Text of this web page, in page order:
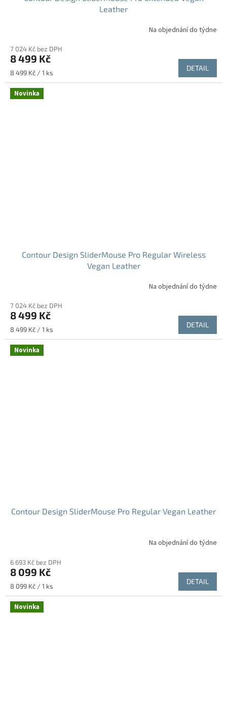
Leather
Na objednání do týdne
7 024 Kč bez DPH
8 499 Kč
Měrná
cena:
8 499 Kč / 1 ks
DETAIL
Novinka
Contour Design SliderMouse Pro Regular Wireless
Vegan Leather
Na objednání do týdne
7 024 Kč bez DPH
8 499 Kč
Měrná
cena:
8 499 Kč / 1 ks
DETAIL
Novinka
Contour Design SliderMouse Pro Regular Vegan Leather
Na objednání do týdne
6 693 Kč bez DPH
8 099 Kč
Měrná
cena:
8 099 Kč / 1 ks
DETAIL
Novinka